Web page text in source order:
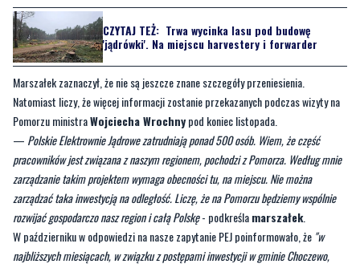
Marszałek zaznaczył, że nie są jeszcze znane szczegóły przeniesienia.
Natomiast liczy, że więcej informacji zostanie przekazanych podczas wizyty na
Pomorzu ministraWojciecha Wrochnypod koniec listopada.
—Polskie Elektrownie Jądrowe zatrudniają ponad 500 osób. Wiem, że część
pracowników jest związana z naszym regionem, pochodzi z Pomorza. Według mnie
zarządzanie takim projektem wymaga obecności tu, na miejscu. Nie można
zarządzać taka inwestycją na odległość. Liczę, że na Pomorzu będziemy wspólnie
rozwijać gospodarczo nasz region i całą Polskę- podkreślamarszałek.
W październiku w odpowiedzi na nasze zapytanie PEJ poinformowało, że
najbliższych miesiącach, w związku z postępami inwestycji w gminie Choczewo,
Polskie Elektrownie Jądrowe planują zwiększyć swoją obecność na Pomorzu"
—M.in. poprzez otwarcie nowego biura spółki w Gdańsku. Warto zaznaczyć, że PEJ
są obecne w regionie już od wielu lat. Przykładem tego może być m.in. Lokalny